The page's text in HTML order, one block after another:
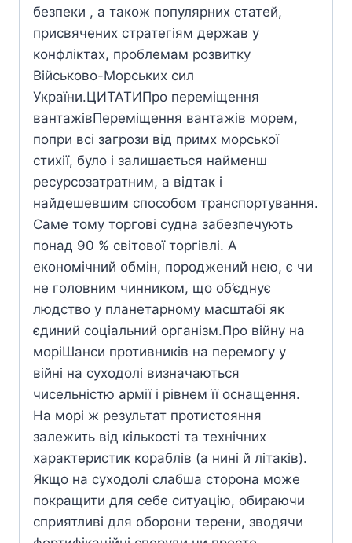
безпеки , а також популярних статей,
присвячених стратегіям держав у
конфліктах, проблемам розвитку
Військово-Морських сил
України.ЦИТАТИПро переміщення
вантажівПереміщення вантажів морем,
попри всі загрози від примх морської
стихії, було і залишається найменш
ресурсозатратним, а відтак і
найдешевшим способом транспортування.
Саме тому торгові судна забезпечують
понад 90 % світової торгівлі. А
економічний обмін, породжений нею, є чи
не головним чинником, що об’єднує
людство у планетарному масштабі як
єдиний соціальний організм.Про війну на
моріШанси противників на перемогу у
війні на суходолі визначаються
чисельністю армії і рівнем її оснащення.
На морі ж результат протистояння
залежить від кількості та технічних
характеристик кораблів (а нині й літаків).
Якщо на суходолі слабша сторона може
покращити для себе ситуацію, обираючи
сприятливі для оборони терени, зводячи